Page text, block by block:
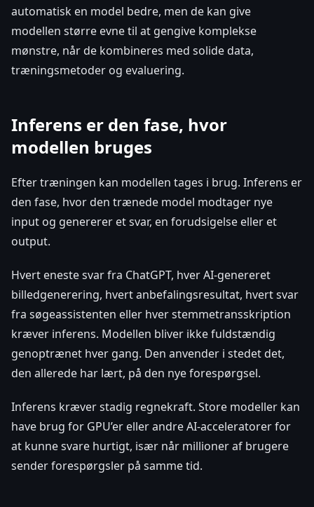
automatisk en model bedre, men de kan give
modellen større evne til at gengive komplekse
mønstre, når de kombineres med solide data,
træningsmetoder og evaluering.
Inferens er den fase, hvor
modellen bruges
Efter træningen kan modellen tages i brug. Inferens er
den fase, hvor den trænede model modtager nye
input og genererer et svar, en forudsigelse eller et
output.
Hvert eneste svar fra ChatGPT, hver AI-genereret
billedgenerering, hvert anbefalingsresultat, hvert svar
fra søgeassistenten eller hver stemmetransskription
kræver inferens. Modellen bliver ikke fuldstændig
genoptrænet hver gang. Den anvender i stedet det,
den allerede har lært, på den nye forespørgsel.
Inferens kræver stadig regnekraft. Store modeller kan
have brug for GPU’er eller andre AI-acceleratorer for
at kunne svare hurtigt, især når millioner af brugere
sender forespørgsler på samme tid.